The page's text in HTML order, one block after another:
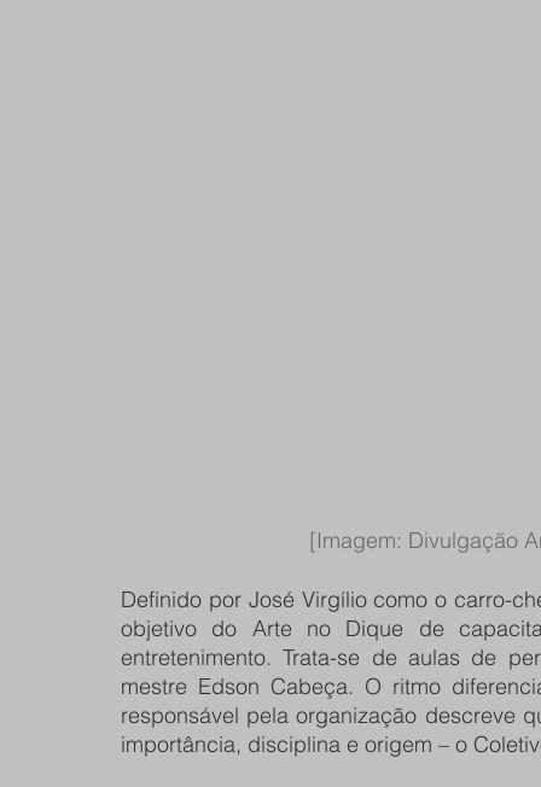
[Imagem: Divulgação
Definido por José Virgílio como o carro-
objetivo do Arte no Dique de
entretenimento. Trata-se de aulas de
mestre Edson Cabeça. O ritmo
responsável pela organização descreve
importância, disciplina e origem – o